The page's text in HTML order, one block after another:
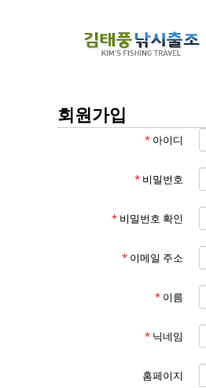
회원가입
* 아이디
* 비밀번호
* 비밀번호 확인
* 이메일 주소
* 이름
* 닉네임
홈페이지